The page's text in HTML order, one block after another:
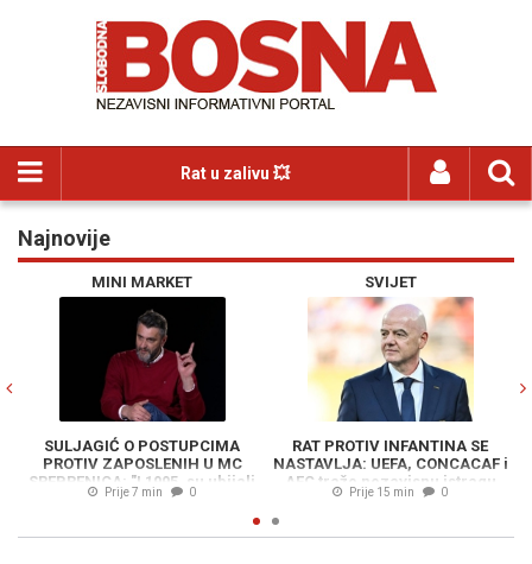
Rat u zalivu 💥
Najnovije
MINI MARKET
SULJAGIĆ O POSTUPCIMA
PROTIV ZAPOSLENIH U MC
SREBRENICA: "I 1995. su ubijali
'po zakonu, kroz papire', ali
Prije 7 min 0
SVIJET
RAT PROTIV INFANTINA SE
NASTAVLJA: UEFA, CONCACAF i
AFC traže nezavisnu istragu
Prije 15 min 0